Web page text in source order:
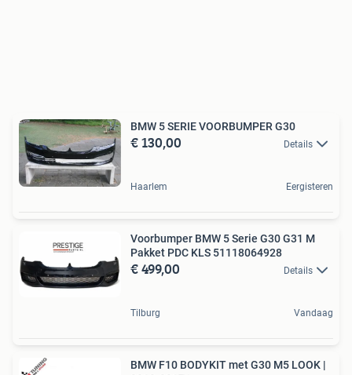
BMW 5 SERIE VOORBUMPER G30
€ 130,00 Details
Haarlem Eergisteren
Voorbumper BMW 5 Serie G30 G31 M
Pakket PDC KLS 51118064928
€ 499,00 Details
Tilburg Vandaag
BMW F10 BODYKIT met G30 M5 LOOK |